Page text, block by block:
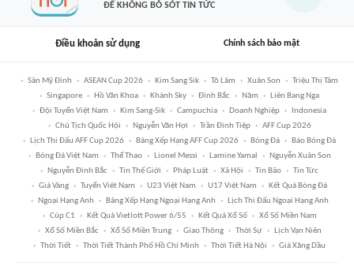
ĐỂ KHÔNG BỎ SÓT TIN TỨC
Điều khoản sử dụng Chính sách bảo mật
Sân Mỹ Đình ASEAN Cup 2026 Kim Sang Sik Tô Lâm Xuân Son
Triệu Thị Tâm
Singapore
Hồ Văn Khoa Khánh Sky Đình Bắc Năm
Liên Bang Nga
Đội Tuyển Việt Nam
Kim Sang-Sik Campuchia Doanh Nghiệp
Indonesia
Chủ Tịch Quốc Hội
Nguyễn Văn Hợi Trần Đình Tiệp
AFF Cup 2026
Lịch Thi Đấu AFF Cup 2026
Bảng Xếp Hạng AFF Cup 2026 Bóng Đá
Báo Bóng Đá
Bóng Đá Việt Nam
Thể Thao Lionel Messi Lamine Yamal
Nguyễn Xuân Son
Nguyễn Đình Bắc
Tin Thế Giới Pháp Luật Xã Hội Tin Bão
Tin Tức
Giá Vàng
Tuyển Việt Nam U23 Việt Nam U17 Việt Nam
Kết Quả Bóng Đá
Ngoại Hạng Anh
Bảng Xếp Hạng Ngoại Hạng Anh
Lịch Thi Đấu Ngoại Hạng Anh
Cúp C1
Kết Quả Vietlott Power 6/55 Kết Quả Xổ Số
Xổ Số Miền Nam
Xổ Số Miền Bắc
Xổ Số Miền Trung Giao Thông Thời Sự
Lịch Vạn Niên
Thời Tiết
Thời Tiết Thành Phố Hồ Chí Minh Thời Tiết Hà Nội Giá Xăng Dầu